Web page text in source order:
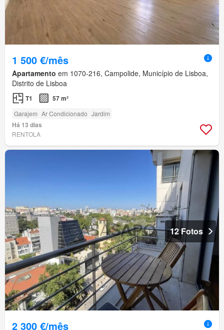
1 500 €/mês
Apartamento em 1070-216, Campolide, Município de Lisboa,
Distrito de Lisboa
T1 57 m²
Garajem Ar Condicionado Jardim
Há 13 dias
RENTOLA
12 Fotos
2 300 €/mês